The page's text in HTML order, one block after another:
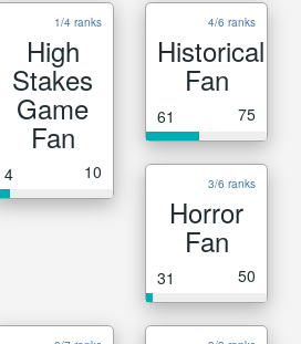
1/4 ranks
High
Stakes
Game
Fan
4 10
4/6 ranks
Historical
Fan
61 75
3/6 ranks
Horror
Fan
31 50